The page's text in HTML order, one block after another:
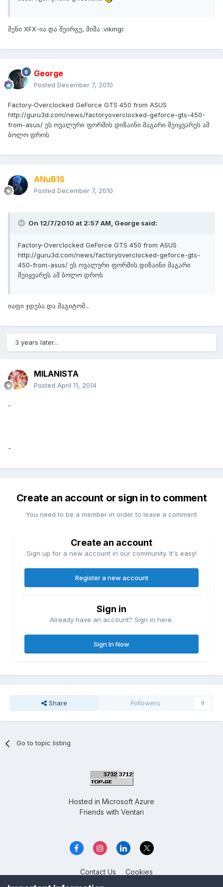
შენი XFX-ია და შეირგე, მიშა :vikingi:
George
Posted December 7, 2010
Factory-Overclocked GeForce GTS 450 from ASUS
http://guru3d.com/news/factoryoverclocked-geforce-gts-450-
from-asus/ ეს ოვალური ფორმის დიზაინი მაგარი შეიყვარეს ამ
ბოლო დროს
ANuB1S
Posted December 7, 2010
On 12/7/2010 at 2:57 AM, George said:
Factory-Overclocked GeForce GTS 450 from ASUS
http://guru3d.com/news/factoryoverclocked-geforce-gts-
450-from-asus/ ეს ოვალური ფორმის დიზაინი მაგარი
შეიყვარეს ამ ბოლო დროს
იაფი ჯდება და მაგიტომ...
3 years later...
MILANISTA
Posted April 11, 2014
-
-
Create an account or sign in to comment
You need to be a member in order to leave a comment
Create an account
Sign up for a new account in our community. It's easy!
Register a new account
Sign in
Already have an account? Sign in here.
Sign In Now
Share Followers 0
Go to topic listing
Hosted in Microsoft Azure
Friends with Ventari
Contact Us Cookies
Overclockers GE